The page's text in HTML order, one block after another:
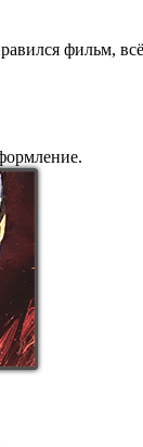
фильм,